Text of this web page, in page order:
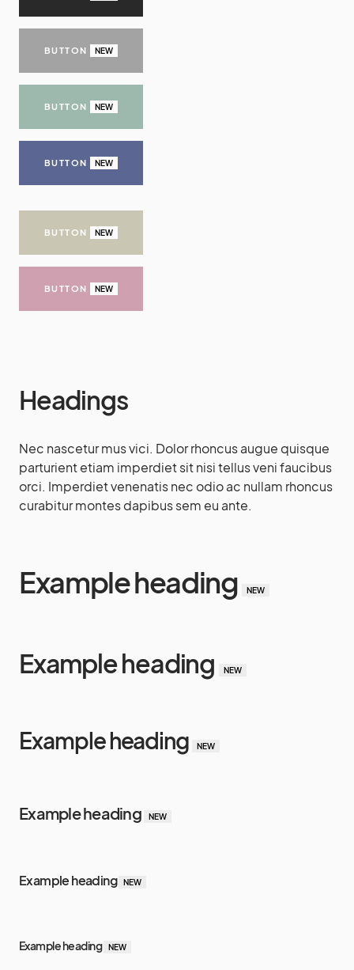
BUTTON NEW
BUTTON NEW
BUTTON NEW
BUTTON NEW
BUTTON NEW
Headings
Nec nascetur mus vici. Dolor rhoncus augue quisque
parturient etiam imperdiet sit nisi tellus veni faucibus
orci. Imperdiet venenatis nec odio ac nullam rhoncus
curabitur montes dapibus sem eu ante.
Example heading NEW
Example heading NEW
Example heading NEW
Example heading NEW
Example heading NEW
Example heading NEW